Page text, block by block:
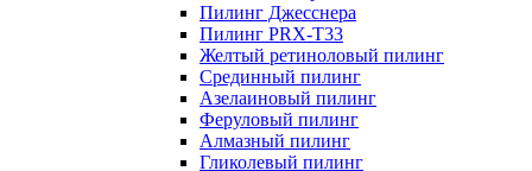
Пилинг Джесснера
Пилинг PRX-T33
Желтый ретиноловый пилинг
Срединный пилинг
Азелаиновый пилинг
Феруловый пилинг
Алмазный пилинг
Гликолевый пилинг